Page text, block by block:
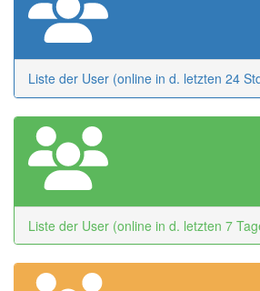
Liste der User (online in d. letzten 24
Liste der User (online in d. letzten 7